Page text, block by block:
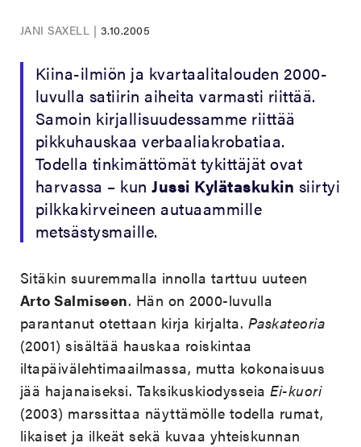
JANI SAXELL | 3.10.2005
Kiina-ilmiön ja kvartaalitalouden 2000-
luvulla satiirin aiheita varmasti riittää.
Samoin kirjallisuudessamme riittää
pikkuhauskaa verbaaliakrobatiaa.
Todella tinkimättömät tykittäjät ovat
harvassa – kunJussi Kylätaskukin siirtyi
pilkkakirveineen autuaammille
metsästysmaille.
Sitäkin suuremmalla innolla tarttuu uuteen
Arto Salmiseen. Hän on 2000-luvulla
parantanut otettaan kirja kirjalta. Paskateoria
(2001) sisältää hauskaa roiskintaa
iltapäivälehtimaailmassa, mutta kokonaisuus
jää hajanaiseksi. TaksikuskiodysseiaEi-kuori
(2003) marssittaa näyttämölle todella rumat,
likaiset ja ilkeät sekä kuvaa yhteiskunnan